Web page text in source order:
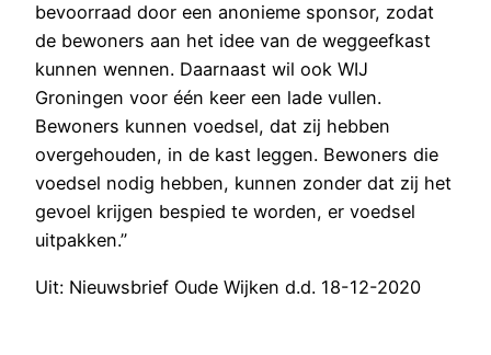
bevoorraad door een anonieme sponsor, zodat
de bewoners aan het idee van de weggeefkast
kunnen wennen. Daarnaast wil ook WIJ
Groningen voor één keer een lade vullen.
Bewoners kunnen voedsel, dat zij hebben
overgehouden, in de kast leggen. Bewoners die
voedsel nodig hebben, kunnen zonder dat zij het
gevoel krijgen bespied te worden, er voedsel
uitpakken.”
Uit: Nieuwsbrief Oude Wijken d.d. 18-12-2020